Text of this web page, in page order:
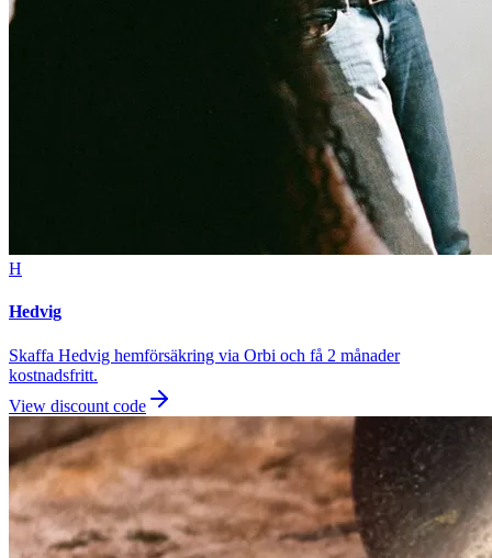
H
Hedvig
Skaffa Hedvig hemförsäkring via Orbi och få 2 månader
kostnadsfritt.
View discount code